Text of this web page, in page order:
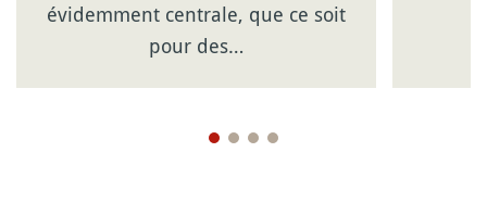
évidemment centrale, que ce soit
pour des…